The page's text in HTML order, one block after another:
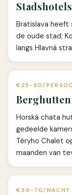
Stadshotels
Bratislava heeft
de oude stad;
langs Hlavná
€25-60/
Berghutten
Horská chata
gedeelde
Téryho Chalet
maanden van
€30-70/NACHT